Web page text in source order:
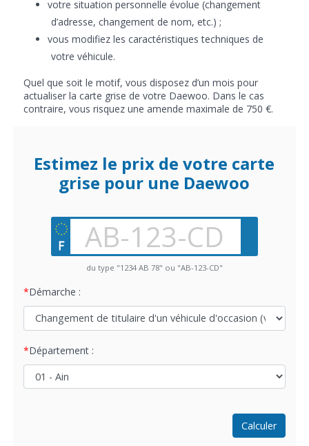
votre situation personnelle évolue (changement
d’adresse, changement de nom, etc.) ;
vous modifiez les caractéristiques techniques de
votre véhicule.
Quel que soit le motif, vous disposez d’un mois pour
actualiser la carte grise de votre Daewoo. Dans le cas
contraire, vous risquez une amende maximale de 750 €.
Estimez le prix de votre carte
grise pour une Daewoo
du type "1234 AB 78" ou "AB-123-CD"
Démarche :
Département :
Calculer